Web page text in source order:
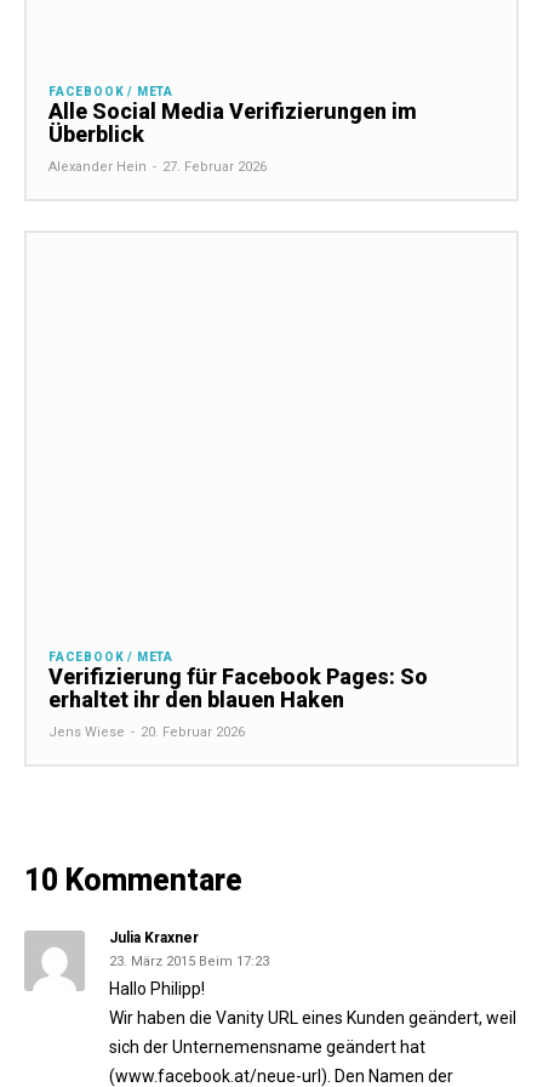
FACEBOOK / META
Alle Social Media Verifizierungen im
Überblick
Alexander Hein - 27. Februar 2026
FACEBOOK / META
Verifizierung für Facebook Pages: So
erhaltet ihr den blauen Haken
Jens Wiese - 20. Februar 2026
10 Kommentare
Julia Kraxner
23. März 2015 Beim 17:23
Hallo Philipp!
Wir haben die Vanity URL eines Kunden geändert, weil
sich der Unternemensname geändert hat
(www.facebook.at/neue-url). Den Namen der